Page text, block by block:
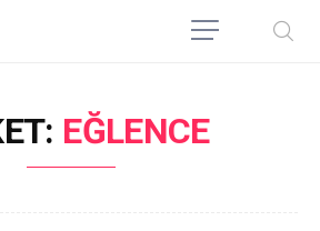
EĞLENCE